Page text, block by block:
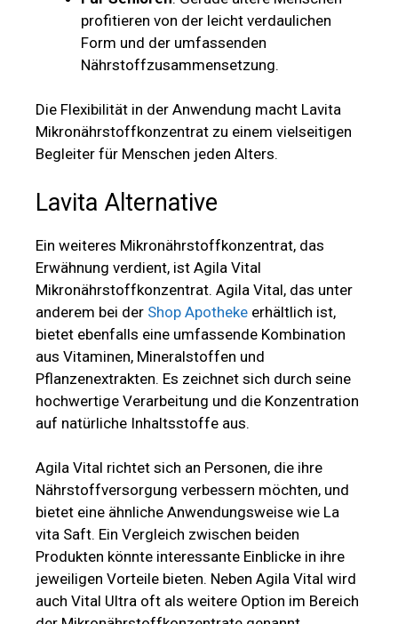
profitieren von der leicht verdaulichen
Form und der umfassenden
Nährstoffzusammensetzung.
Die Flexibilität in der Anwendung macht Lavita
Mikronährstoffkonzentrat zu einem vielseitigen
Begleiter für Menschen jeden Alters.
Lavita Alternative
Ein weiteres Mikronährstoffkonzentrat, das
Erwähnung verdient, ist Agila Vital
Mikronährstoffkonzentrat. Agila Vital, das unter
anderem bei der Shop Apotheke erhältlich ist,
bietet ebenfalls eine umfassende Kombination
aus Vitaminen, Mineralstoffen und
Pflanzenextrakten. Es zeichnet sich durch seine
hochwertige Verarbeitung und die Konzentration
auf natürliche Inhaltsstoffe aus.
Agila Vital richtet sich an Personen, die ihre
Nährstoffversorgung verbessern möchten, und
bietet eine ähnliche Anwendungsweise wie La
vita Saft. Ein Vergleich zwischen beiden
Produkten könnte interessante Einblicke in ihre
jeweiligen Vorteile bieten. Neben Agila Vital wird
auch Vital Ultra oft als weitere Option im Bereich